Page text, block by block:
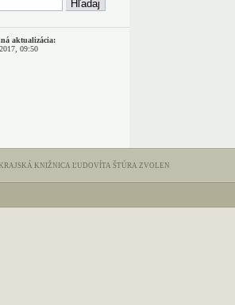
aktualizácia:
09:50
KNIŽNICA ĽUDOVÍTA ŠTÚRA ZVOLEN